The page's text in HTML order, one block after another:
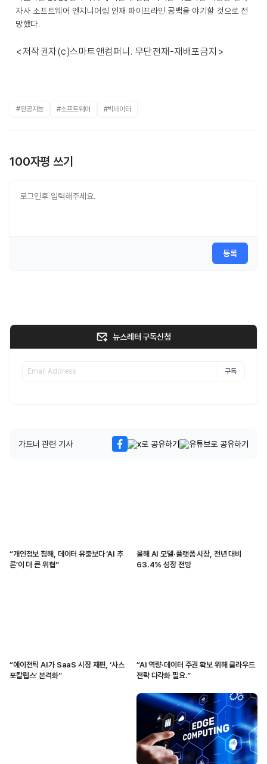
자사 소프트웨어 엔지니어링 인재 파이프라인 공백을 야기할 것으로 전
망했다.
<저작권자(c)스마트앤컴퍼니. 무단전재-재배포금지>
#인공지능 #소프트웨어 #빅데이터
100자평 쓰기
등록
뉴스레터 구독신청
구독
가트너 관련 기사
“개인정보 침해, 데이터 유출보다 ‘AI 추
론’이 더 큰 위협”
올해 AI 모델·플랫폼 시장, 전년 대비
63.4% 성장 전망
“에이전틱 AI가 SaaS 시장 재편, ‘사스
포칼립스’ 본격화”
“AI 역량·데이터 주권 확보 위해 클라우드
전략 다각화 필요.”